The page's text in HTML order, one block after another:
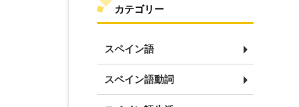
カテゴリー
スペイン語
スペイン語動詞